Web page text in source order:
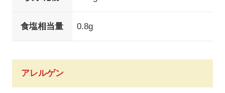
食塩相当量 0.8g
アレルゲン